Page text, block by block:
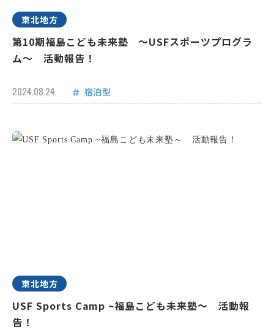
東北地方
第10期福島こども未来塾 ～USFスポーツプログラ
ム～ 活動報告！
2024.08.24 宿泊型
東北地方
USF Sports Camp ~福島こども未来塾～ 活動報
告！